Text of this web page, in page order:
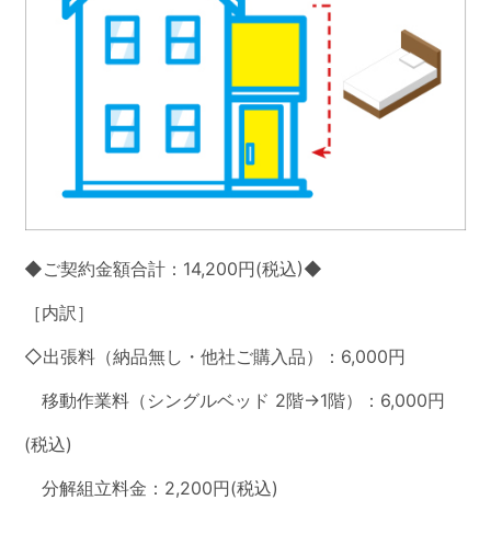
◆ご契約金額合計：14,200円(税込)◆
［内訳］
◇出張料（納品無し・他社ご購入品）：6,000円
移動作業料（シングルベッド 2階→1階）：6,000円
(税込)
分解組立料金：2,200円(税込)